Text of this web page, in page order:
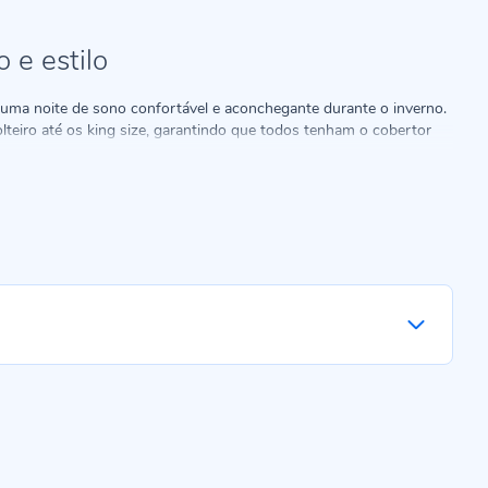
e estilo
noite de sono confortável e aconchegante durante o inverno.
até os king size, garantindo que todos tenham o cobertor
nossa linha oferece cobertores para todos os tamanhos de
de conforto e aquecimento: